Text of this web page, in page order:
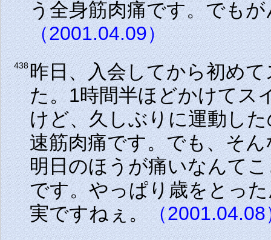
う全身筋肉痛です。でも
（2001.04.09）
438昨日、入会してから初め
た。1時間半ほどかけてス
けど、久しぶりに運動し
速筋肉痛です。でも、そ
明日のほうが痛いなんて
です。やっぱり歳をとっ
実ですねぇ。（2001.04.08